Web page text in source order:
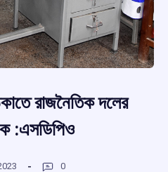
রাজনৈতিক দলের
:এসডিপিও
0